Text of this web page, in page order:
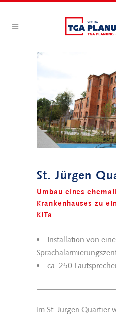
St. Jürgen
Umbau eines
Krankenhauses zu
KiTa
Installation von
ca. 250
Im St. Jürgen Quartier